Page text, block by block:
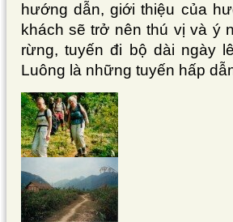
hướng dẫn, giới thiệu của
khách sẽ trở nên thú vị và ý
rừng, tuyến đi bộ dài ngày
Luông là những tuyến hấp